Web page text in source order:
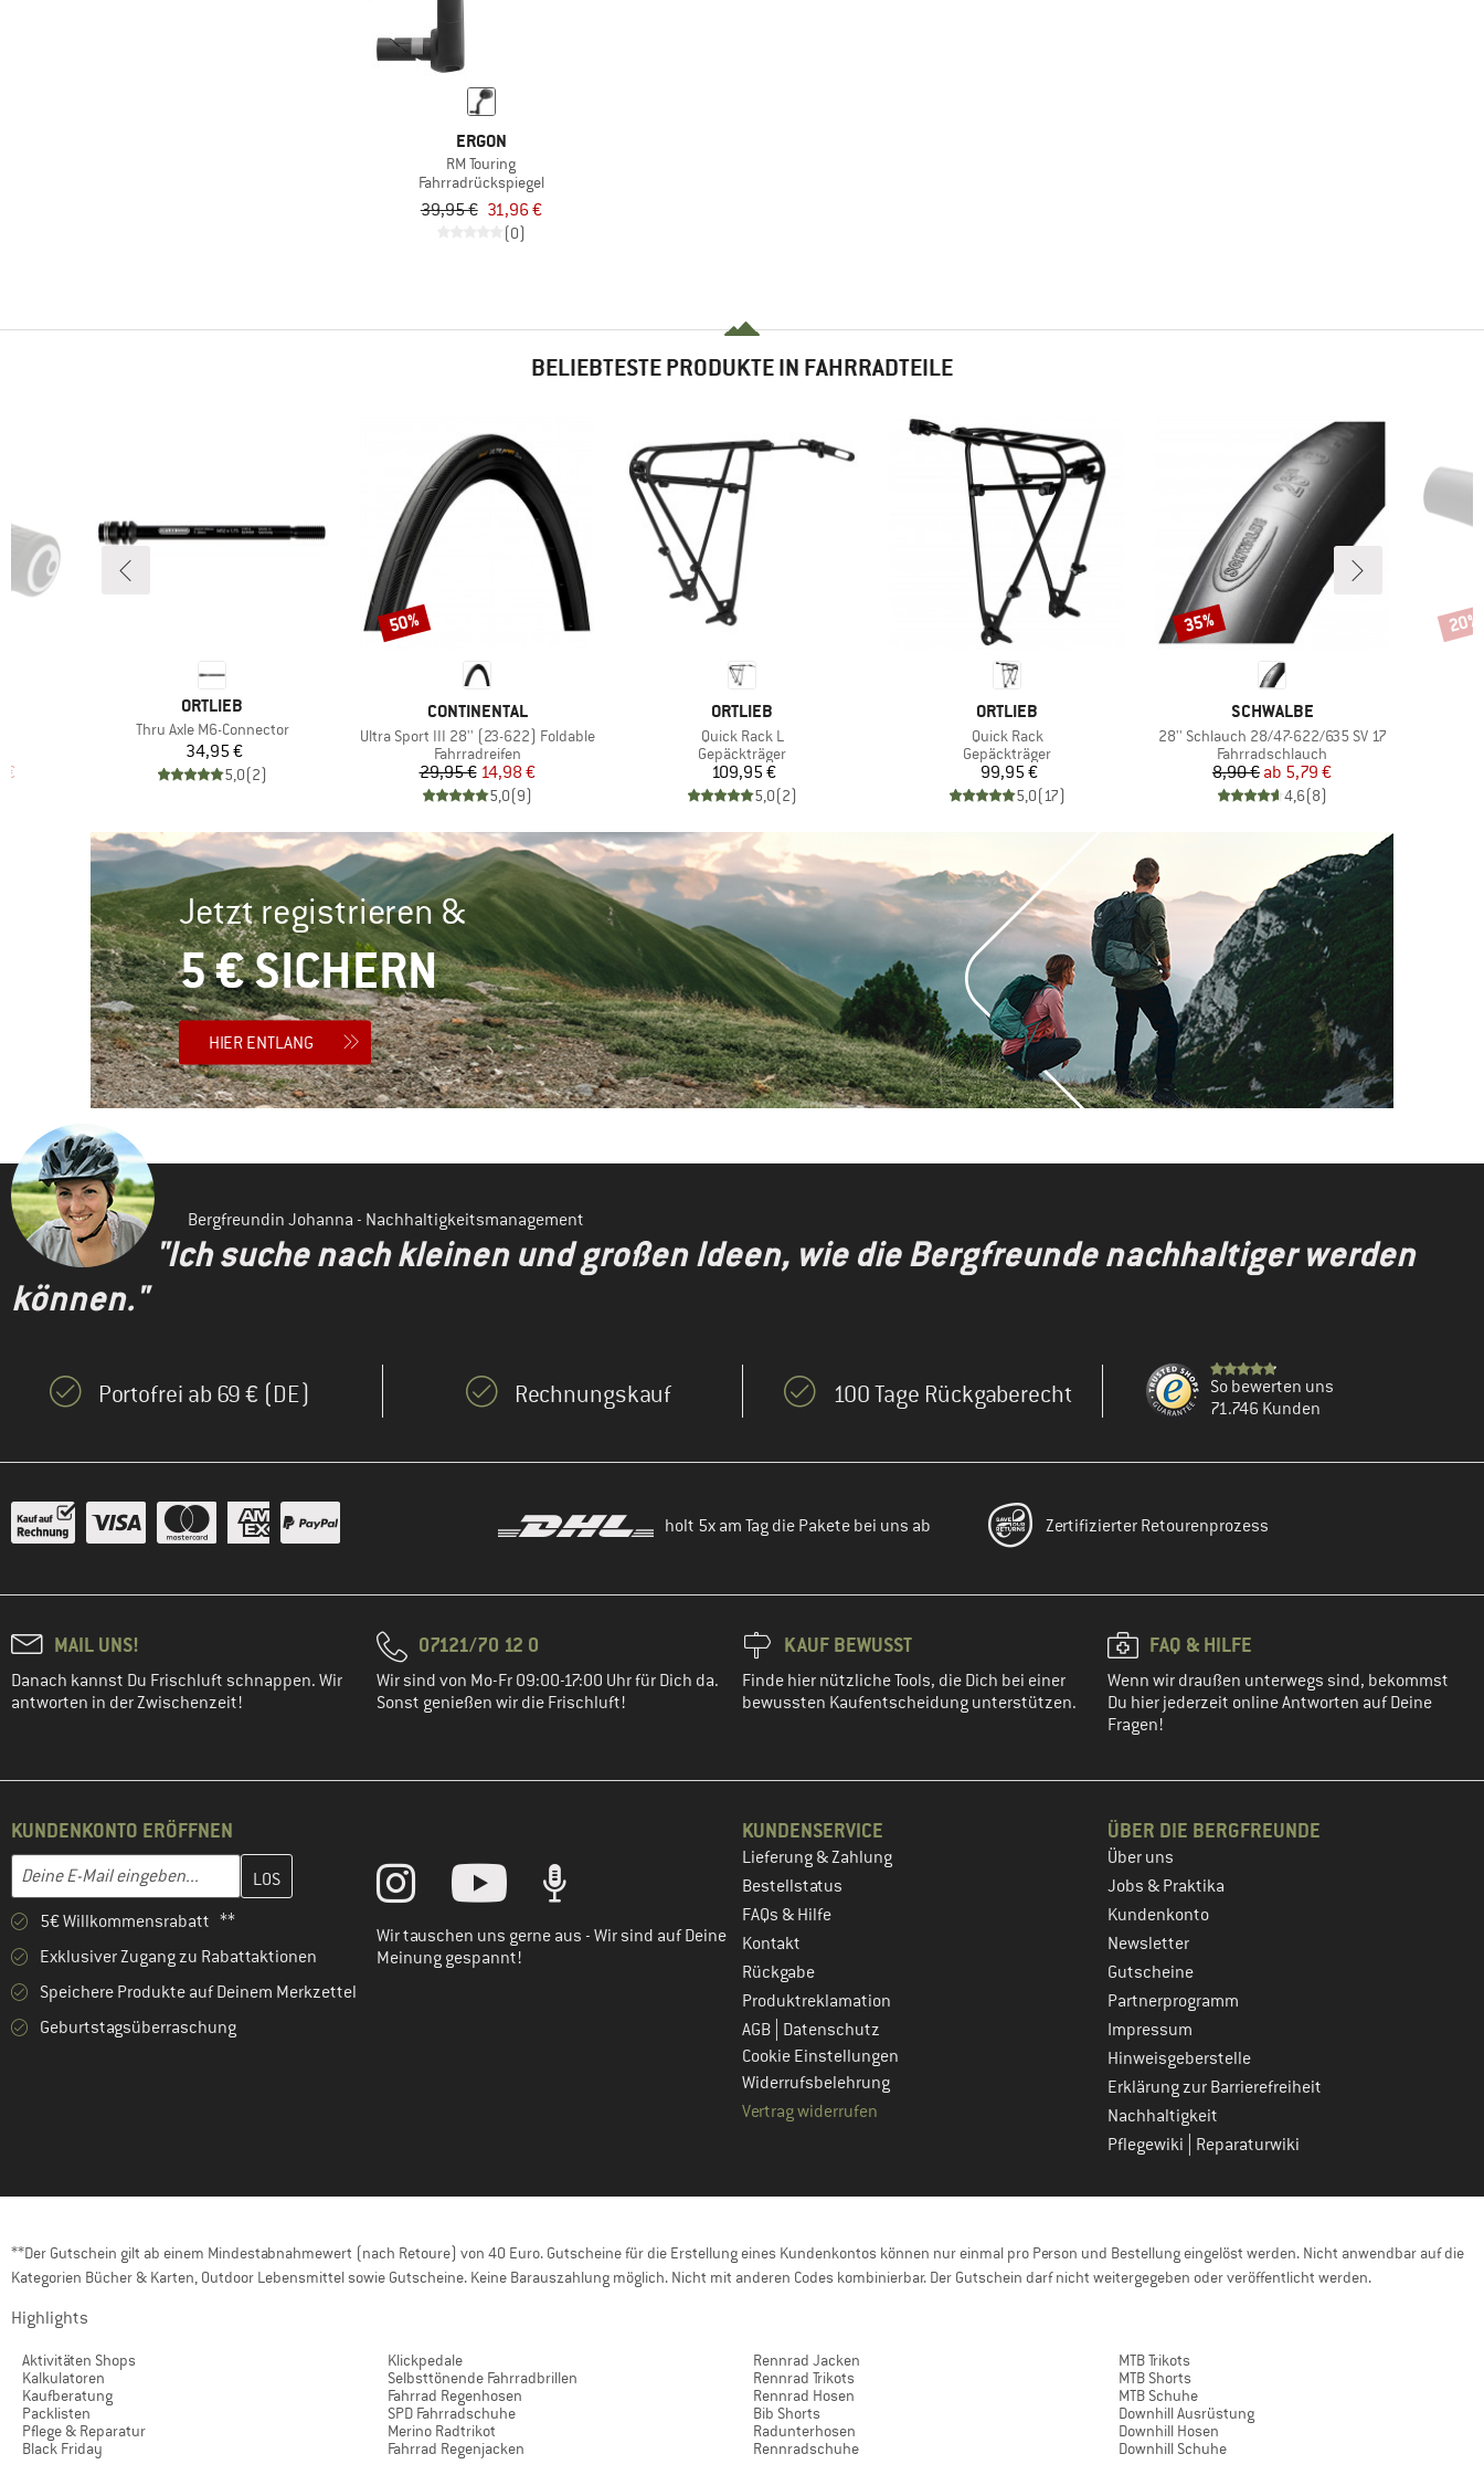
ERGON
RM Touring
Fahrradrückspiegel
39,95 € 31,96 €
(0)
BELIEBTESTE PRODUKTE IN FAHRRADTEILE
Preis
€
MARKE
ORTLIEB
Artikel
Thru Axle M6-Connector
Preis
34,95 €
5,0(2)
MARKE
CONTINENTAL
Artikel
Ultra Sport III 28'' (23-622) Foldable
Produktgruppe
Fahrradreifen
Preis
29,95 €reduzierter Preis
14,98 €
5,0(9)
Rabatt
50%
MARKE
ORTLIEB
Artikel
Quick Rack L
Produktgruppe
Gepäckträger
Preis
109,95 €
5,0(2)
MARKE
ORTLIEB
Artikel
Quick Rack
Produktgruppe
Gepäckträger
Preis
99,95 €
5,0(17)
MARKE
SCHWALBE
Artikel
28'' Schlauch 28/47-622/635 SV 17
Produktgruppe
Fahrradschlauch
Preis
8,90 € reduzierter Preis
ab 5,79 €
4,6(8)
Rabatt
35% 20%
Jetzt registrieren &
5 € SICHERN
HIER ENTLANG
Bergfreundin Johanna - Nachhaltigkeitsmanagement
"Ich suche nach kleinen und großen Ideen, wie die Bergfreunde nachhaltiger werden
können."
Portofrei ab 69 € (DE) Rechnungskauf 100 Tage Rückgaberecht
So bewerten uns
71.746 Kunden
holt 5x am Tag die Pakete bei uns ab Zertifizierter Retourenprozess
MAIL UNS!
Danach kannst Du Frischluft schnappen. Wir
antworten in der Zwischenzeit!
07121/70 12 0
Wir sind von Mo-Fr 09:00-17:00 Uhr für Dich da.
Sonst genießen wir die Frischluft!
KAUF BEWUSST
Finde hier nützliche Tools, die Dich bei einer
bewussten Kaufentscheidung unterstützen.
FAQ & HILFE
Wenn wir draußen unterwegs sind, bekommst
Du hier jederzeit online Antworten auf Deine
Fragen!
KUNDENKONTO ERÖFFNEN
E-Mail-Adresse
Gib hier deine E-Mail-Adresse ein und erstelle im nächsten Schritt dein Kundenkonto
5€ Willkommensrabatt **
Exklusiver Zugang zu Rabattaktionen
Speichere Produkte auf Deinem Merkzettel
Geburtstagsüberraschung
Wir tauschen uns gerne aus - Wir sind auf Deine
Meinung gespannt!
KUNDENSERVICE
Lieferung & Zahlung
Bestellstatus
FAQs & Hilfe
Kontakt
Rückgabe
Produktreklamation
AGB Datenschutz
Cookie Einstellungen
Widerrufsbelehrung
Vertrag widerrufen
ÜBER DIE BERGFREUNDE
Über uns
Jobs & Praktika
Kundenkonto
Newsletter
Gutscheine
Partnerprogramm
Impressum
Hinweisgeberstelle
Erklärung zur Barrierefreiheit
Nachhaltigkeit
Pflegewiki
Reparaturwiki
**Der Gutschein gilt ab einem Mindestabnahmewert (nach Retoure) von 40 Euro. Gutscheine für die Erstellung eines Kundenkontos können nur einmal pro Person und Bestellung eingelöst werden. Nicht anwendbar auf die
Kategorien Bücher & Karten, Outdoor Lebensmittel sowie Gutscheine. Keine Barauszahlung möglich. Nicht mit anderen Codes kombinierbar. Der Gutschein darf nicht weitergegeben oder veröffentlicht werden.
Highlights
Aktivitäten Shops
Kalkulatoren
Kaufberatung
Packlisten
Pflege & Reparatur
Black Friday
Klickpedale
Selbsttönende Fahrradbrillen
Fahrrad Regenhosen
SPD Fahrradschuhe
Merino Radtrikot
Fahrrad Regenjacken
Rennrad Jacken
Rennrad Trikots
Rennrad Hosen
Bib Shorts
Radunterhosen
Rennradschuhe
MTB Trikots
MTB Shorts
MTB Schuhe
Downhill Ausrüstung
Downhill Hosen
Downhill Schuhe